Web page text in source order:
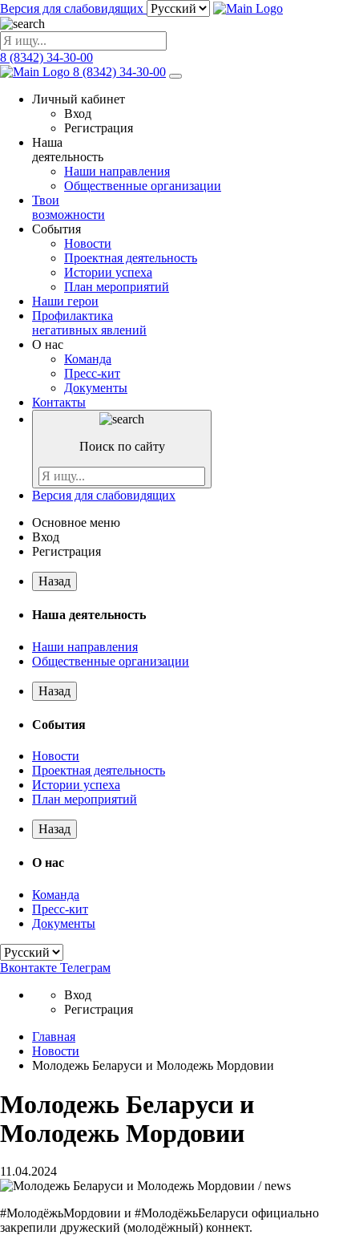
Версия для слабовидящих
8 (8342) 34-30-00
8 (8342) 34-30-00
Личный кабинет
Вход
Регистрация
Наша
деятельность
Наши направления
Общественные организации
Твои
возможности
События
Новости
Проектная деятельность
Истории успеха
План мероприятий
Наши герои
Профилактика
негативных явлений
О нас
Команда
Пресс-кит
Документы
Контакты
Поиск по сайту
Версия для слабовидящих
Основное меню
Вход
Регистрация
Назад
Наша деятельность
Наши направления
Общественные организации
Назад
События
Новости
Проектная деятельность
Истории успеха
План мероприятий
Назад
О нас
Команда
Пресс-кит
Документы
Вконтакте Телеграм
Вход
Регистрация
Главная
Новости
Молодежь Беларуси и Молодежь Мордовии
Молодежь Беларуси и
Молодежь Мордовии
11.04.2024
#МолодёжьМордовии и #МолодёжьБеларуси официально
закрепили дружеский (молодёжный) коннект.